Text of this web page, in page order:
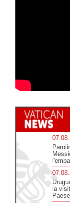
la
Paese